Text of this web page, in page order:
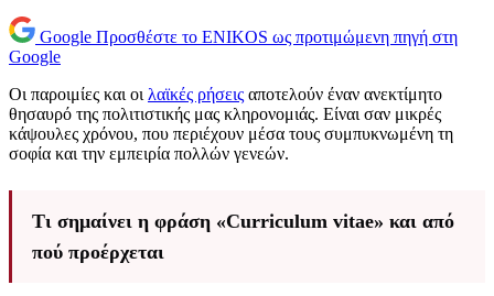
Google Προσθέστε το ENIKOS ως προτιμώμενη πηγή στη
Google
Οι παροιμίες και οι λαϊκές ρήσεις αποτελούν έναν ανεκτίμητο
θησαυρό της πολιτιστικής μας κληρονομιάς. Είναι σαν μικρές
κάψουλες χρόνου, που περιέχουν μέσα τους συμπυκνωμένη τη
σοφία και την εμπειρία πολλών γενεών.
Τι σημαίνει η φράση «Curriculum vitae» και από
πού προέρχεται